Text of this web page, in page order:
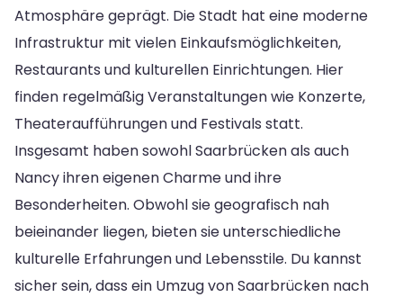
Atmosphäre geprägt. Die Stadt hat eine moderne
Infrastruktur mit vielen Einkaufsmöglichkeiten,
Restaurants und kulturellen Einrichtungen. Hier
finden regelmäßig Veranstaltungen wie Konzerte,
Theateraufführungen und Festivals statt.
Insgesamt haben sowohl Saarbrücken als auch
Nancy ihren eigenen Charme und ihre
Besonderheiten. Obwohl sie geografisch nah
beieinander liegen, bieten sie unterschiedliche
kulturelle Erfahrungen und Lebensstile. Du kannst
sicher sein, dass ein Umzug von Saarbrücken nach